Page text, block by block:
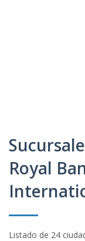
Royal
Listado de 24